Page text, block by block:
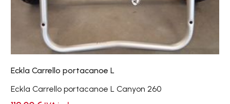
Eckla Carrello portacanoe L
Eckla Carrello portacanoe L Canyon 260